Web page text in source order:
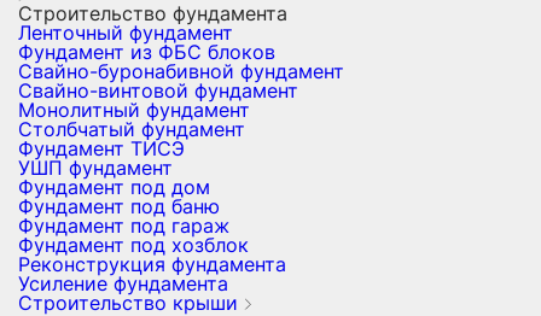
Строительство фундамента
Ленточный фундамент
Фундамент из ФБС блоков
Свайно-буронабивной фундамент
Свайно-винтовой фундамент
Монолитный фундамент
Столбчатый фундамент
Фундамент ТИСЭ
УШП фундамент
Фундамент под дом
Фундамент под баню
Фундамент под гараж
Фундамент под хозблок
Реконструкция фундамента
Усиление фундамента
Строительство крыши